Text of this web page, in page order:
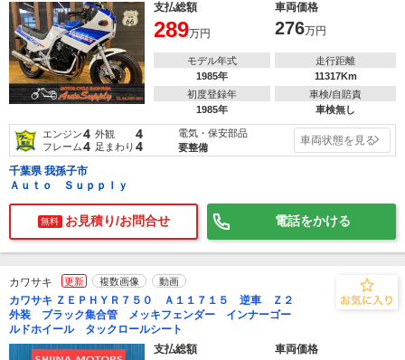
支払総額
車両価格
289万円 276万円
モデル年式
1985年
走行距離
11317Km
初度登録年
1985年
車検/自賠責
車検無し
エンジン4 外観 4
フレーム4 足まわり 4
電気・保安部品
要整備
車両状態を見る
千葉県 我孫子市
Ａｕｔｏ Ｓｕｐｐｌｙ
無料 お見積り/お問合せ 電話をかける
カワサキ 更新 複数画像 動画
カワサキ ＺＥＰＨＹＲ７５０ Ａ１１７１５ 逆車 Ｚ２
外装 ブラック集合管 メッキフェンダー インナーゴー
ルドホイール タックロールシート
支払総額
車両価格